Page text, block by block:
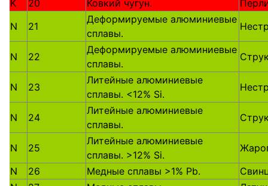
K 20 Ковкий чугун.
N
21
Деформируемые алюминиевые
сплавы.
N 22
Деформируемые алюминиевые
сплавы.
N 23
Литейные алюминиевые
сплавы. <12% Si.
N 24
Литейные алюминиевые
сплавы.
N 25
Литейные алюминиевые
сплавы. >12% Si.
N
26 Медные сплавы >1% Pb.